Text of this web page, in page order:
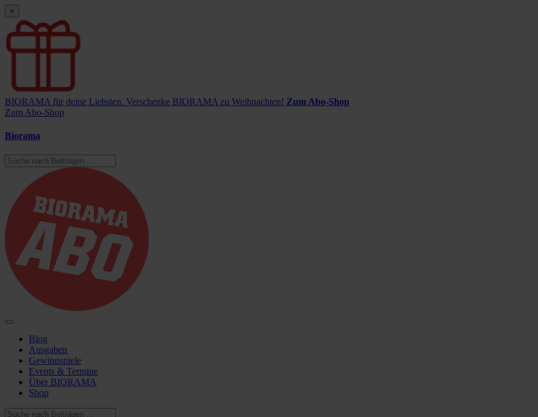
×
BIORAMA für deine Liebsten. Verschenke BIORAMA zu Weihnachten! Zum Abo-Shop
Zum Abo-Shop
Biorama
Blog
Ausgaben
Gewinnspiele
Events & Termine
Über BIORAMA
Shop